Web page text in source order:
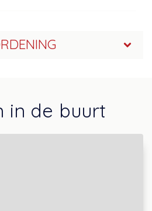
in de buurt